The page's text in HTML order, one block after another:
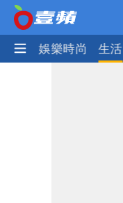
熱門 娛樂時尚 生活
「南卡」